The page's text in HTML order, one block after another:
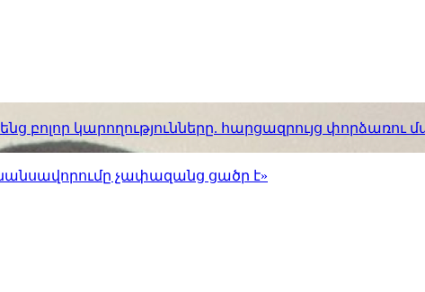
բոլոր կարողությունները. հարցազրույց
չափազանց ցածր է»